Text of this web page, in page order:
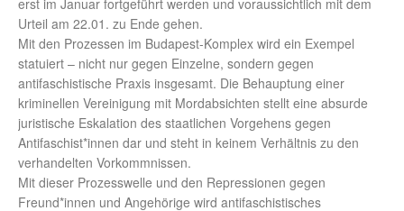
erst im Januar fortgeführt werden und voraussichtlich mit dem
Urteil am 22.01. zu Ende gehen.
Mit den Prozessen im Budapest-Komplex wird ein Exempel
statuiert – nicht nur gegen Einzelne, sondern gegen
antifaschistische Praxis insgesamt. Die Behauptung einer
kriminellen Vereinigung mit Mordabsichten stellt eine absurde
juristische Eskalation des staatlichen Vorgehens gegen
Antifaschist*innen dar und steht in keinem Verhältnis zu den
verhandelten Vorkommnissen.
Mit dieser Prozesswelle und den Repressionen gegen
Freund*innen und Angehörige wird antifaschistisches